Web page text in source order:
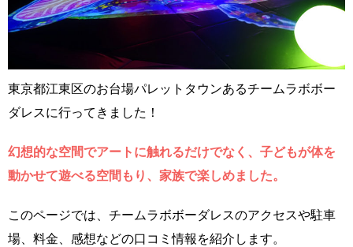
東京都江東区のお台場パレットタウンあるチームラボボー
ダレスに行ってきました！
幻想的な空間でアートに触れるだけでなく、子どもが体を
動かせて遊べる空間もり、家族で楽しめました。
このページでは、チームラボボーダレスのアクセスや駐車
場、料金、感想などの口コミ情報を紹介します。